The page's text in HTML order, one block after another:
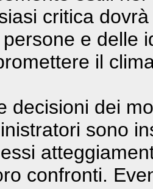
critica
e delle
il
decisioni dei
sono
confronti.